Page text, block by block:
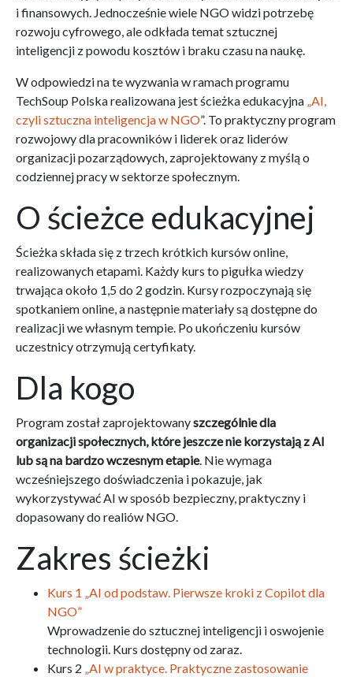
i finansowych. Jednocześnie wiele NGO widzi potrzebę
rozwoju cyfrowego, ale odkłada temat sztucznej
inteligencji z powodu kosztów i braku czasu na naukę.
W odpowiedzi na te wyzwania w ramach programu
TechSoup Polska realizowana jest ścieżka edukacyjna „AI,
czyli sztuczna inteligencja w NGO”. To praktyczny program
rozwojowy dla pracowników i liderek oraz liderów
organizacji pozarządowych, zaprojektowany z myślą o
codziennej pracy w sektorze społecznym.
O ścieżce edukacyjnej
Ścieżka składa się z trzech krótkich kursów online,
realizowanych etapami. Każdy kurs to pigułka wiedzy
trwająca około 1,5 do 2 godzin. Kursy rozpoczynają się
spotkaniem online, a następnie materiały są dostępne do
realizacji we własnym tempie. Po ukończeniu kursów
uczestnicy otrzymują certyfikaty.
Dla kogo
Program został zaprojektowanyszczególnie dla
organizacji społecznych, które jeszcze nie korzystają z AI
lub są na bardzo wczesnym etapie. Nie wymaga
wcześniejszego doświadczenia i pokazuje, jak
wykorzystywać AI w sposób bezpieczny, praktyczny i
dopasowany do realiów NGO.
Zakres ścieżki
Kurs 1 „AI od podstaw. Pierwsze kroki z Copilot dla
NGO”
Wprowadzenie do sztucznej inteligencji i oswojenie
technologii. Kurs dostępny od zaraz.
Kurs 2 „AI w praktyce. Praktyczne zastosowanie